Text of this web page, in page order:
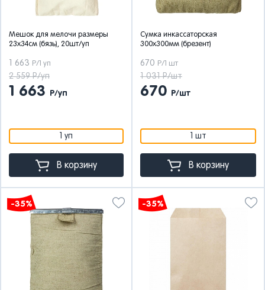
Мешок для мелочи размеры
23х34см (бязь), 20шт/уп
1 663 Р/1 уп
2 559 Р/уп
1 663 Р/уп
1 уп
В корзину
Сумка инкассаторская
300х300мм (брезент)
670 Р/1 шт
1 031 Р/шт
670 Р/шт
1 шт
В корзину
-35% -35%